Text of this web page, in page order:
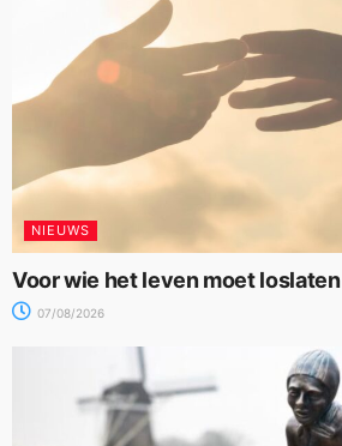
NIEUWS
Voor wie het leven moet loslaten
07/08/2026